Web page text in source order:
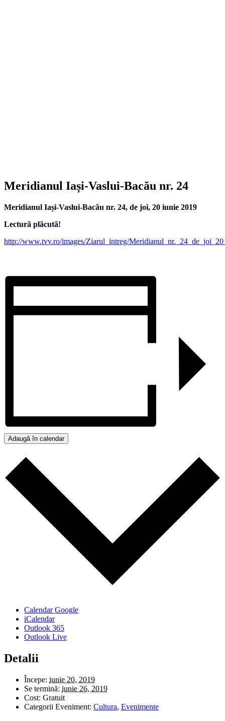
Meridianul Iași-Vaslui-Bacău nr. 24
Meridianul Iași-Vaslui-Bacău nr. 24, de joi, 20 iunie 2019
Lectură plăcută!
http://www.tvv.ro/images/Ziarul_intreg/
Adaugă în calendar
Calendar Google
iCalendar
Outlook 365
Outlook Live
Detalii
Începe: iunie 20, 2019
Se termină: iunie 26, 2019
Cost: Gratuit
Categorii Eveniment: Cultura, Evenimente